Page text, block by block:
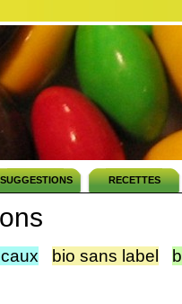
SUGGESTIONS RECETTES
bio sans label